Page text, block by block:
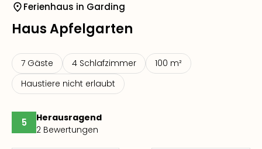
Ferienhaus in Garding
Haus Apfelgarten
7 Gäste 4 Schlafzimmer
100 m²
Haustiere nicht erlaubt
5
Herausragend
2 Bewertungen